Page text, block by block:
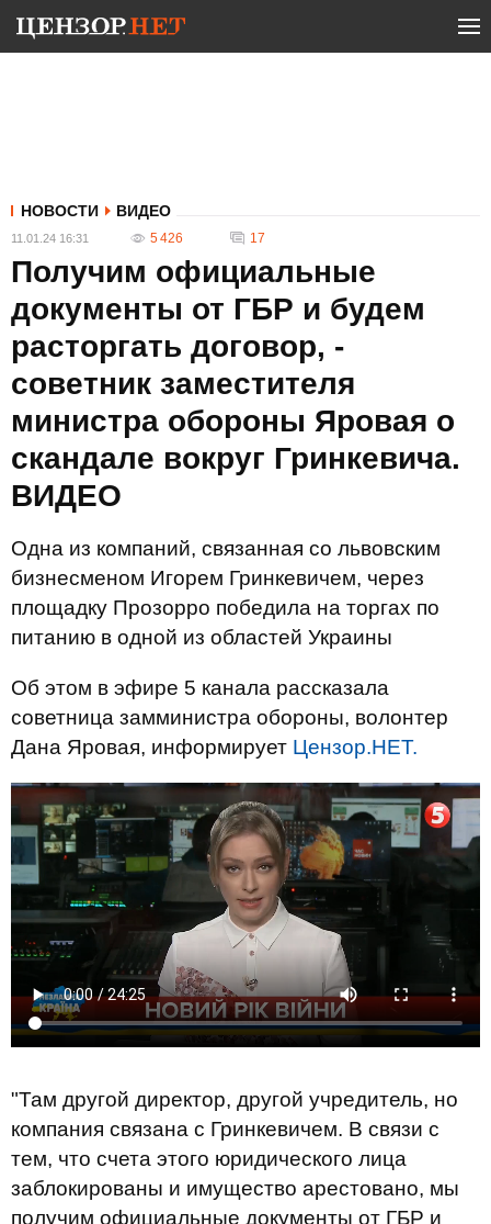
НОВОСТИ ВИДЕО
11.01.24 16:31 5 426 17
Получим официальные
документы от ГБР и будем
расторгать договор, -
советник заместителя
министра обороны Яровая о
скандале вокруг Гринкевича.
ВИДЕО
Одна из компаний, связанная со львовским
бизнесменом Игорем Гринкевичем, через
площадку Прозорро победила на торгах по
питанию в одной из областей Украины
Об этом в эфире 5 канала рассказала
советница замминистра обороны, волонтер
Дана Яровая, информирует Цензор.НЕТ.
"Там другой директор, другой учредитель, но
компания связана с Гринкевичем. В связи с
тем, что счета этого юридического лица
заблокированы и имущество арестовано, мы
получим официальные документы от ГБР и